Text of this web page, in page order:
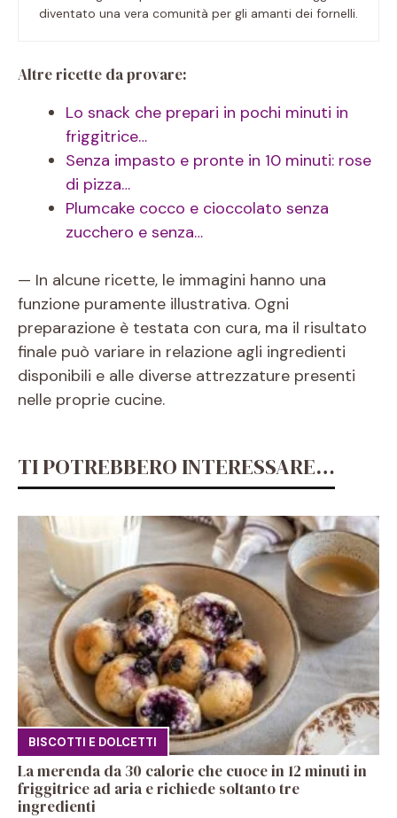
diventato una vera comunità per gli amanti dei fornelli.
Altre ricette da provare:
Lo snack che prepari in pochi minuti in
friggitrice…
Senza impasto e pronte in 10 minuti: rose
di pizza…
Plumcake cocco e cioccolato senza
zucchero e senza…
— In alcune ricette, le immagini hanno una
funzione puramente illustrativa. Ogni
preparazione è testata con cura, ma il risultato
finale può variare in relazione agli ingredienti
disponibili e alle diverse attrezzature presenti
nelle proprie cucine.
TI POTREBBERO INTERESSARE…
BISCOTTI E DOLCETTI
La merenda da 30 calorie che cuoce in 12 minuti in
friggitrice ad aria e richiede soltanto tre
ingredienti